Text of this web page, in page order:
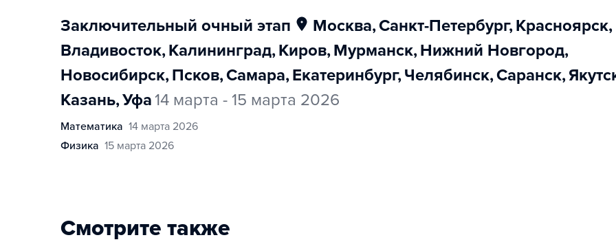
заключительный очный этап
Москва, Санкт-Петербург, Красноярск,
Владивосток, Калининград, Киров, Мурманск, Нижний Новгород,
Новосибирск, Псков, Самара, Екатеринбург, Челябинск, Саранск,
Казань, Уфа 14 марта - 15 марта 2026
математика 14 марта 2026
физика 15 марта 2026
Смотрите также